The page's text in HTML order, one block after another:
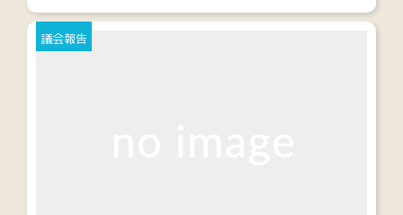
議会報告